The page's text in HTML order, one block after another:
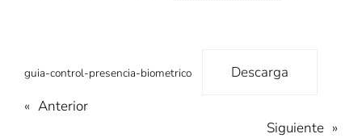
guia-control-presencia-biometrico
Descarga
« Anterior
Siguiente »